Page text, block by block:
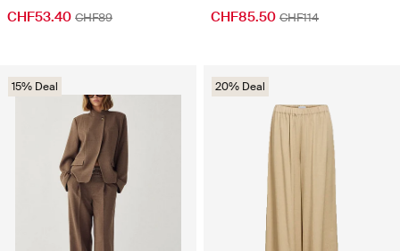
CHF53.40 CHF89 CHF85.50 CHF114
15% Deal 20% Deal